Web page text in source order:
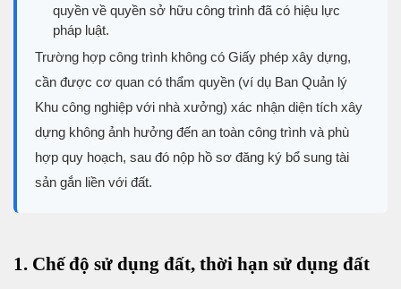
quyền về quyền sở hữu công trình đã có hiệu lực
pháp luật.
Trường hợp công trình không có Giấy phép xây dựng,
cần được cơ quan có thẩm quyền (ví dụ Ban Quản lý
Khu công nghiệp với nhà xưởng) xác nhận diện tích xây
dựng không ảnh hưởng đến an toàn công trình và phù
hợp quy hoạch, sau đó nộp hồ sơ đăng ký bổ sung tài
sản gắn liền với đất.
1. Chế độ sử dụng đất, thời hạn sử dụng đất